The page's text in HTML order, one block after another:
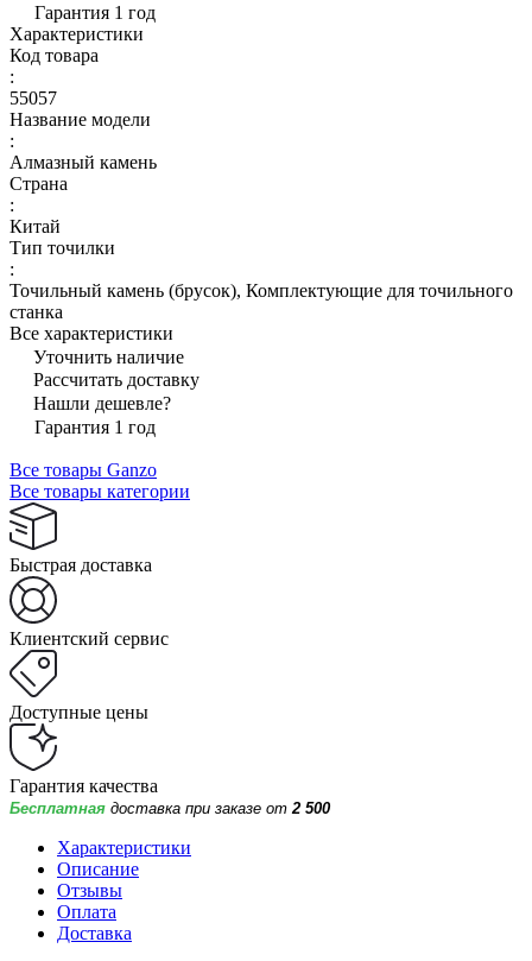
Гарантия 1 год
Характеристики
Код товара
:
55057
Название модели
:
Алмазный камень
Страна
:
Китай
Тип точилки
:
Точильный камень (брусок), Комплектующие для точильного
станка
Все характеристики
Уточнить наличие
Рассчитать доставку
Нашли дешевле?
Гарантия 1 год
Все товары Ganzo
Все товары категории
Быстрая доставка
Клиентский сервис
Доступные цены
Гарантия качества
Бесплатная доставка при заказе от 2 500
Характеристики
Описание
Отзывы
Оплата
Доставка